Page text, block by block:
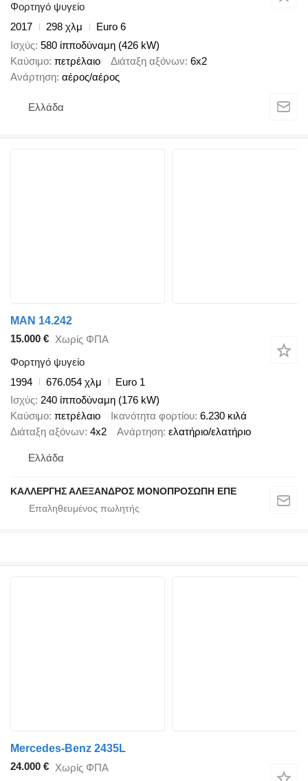
Φορτηγό ψυγείο
2017
298 χλμ
Euro 6
Ισχύς 580 ίπποδύναμη (426 kW)
Καύσιμο πετρέλαιο Διάταξη αξόνων 6x2
Ανάρτηση αέρος/αέρος
Ελλάδα
MAN 14.242
15.000 € Χωρίς ΦΠΑ
Φορτηγό ψυγείο
1994
676.054 χλμ
Euro 1
Ισχύς 240 ίπποδύναμη (176 kW)
Καύσιμο πετρέλαιο Ικανότητα φορτίου 6.230 κιλά
Διάταξη αξόνων 4x2 Ανάρτηση ελατήριο/ελατήριο
Ελλάδα
ΚΑΛΛΕΡΓΗΣ ΑΛΕΞΑΝΔΡΟΣ ΜΟΝΟΠΡΟΣΩΠΗ ΕΠΕ
Mercedes-Benz 2435L
24.000 € Χωρίς ΦΠΑ